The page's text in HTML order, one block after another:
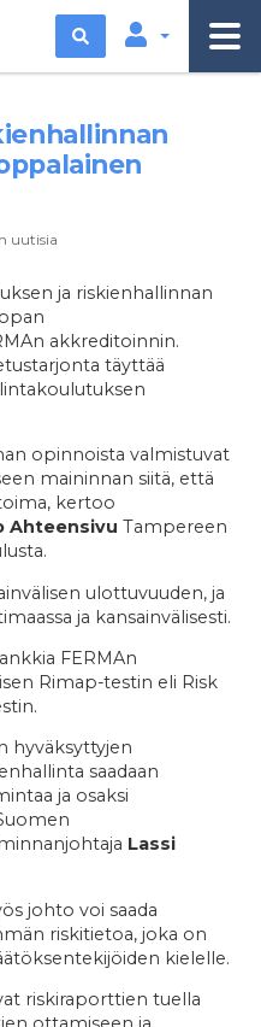
Etsi
uutisia
ja riskienhallinnan
akkreditoinnin.
täyttää
opinnoista valmistuvat
maininnan siitä, että
kertoo
Ahteensivu Tampereen
ulottuvuuden, ja
ja kansainvälisesti.
FERMAn
Rimap-testin eli Risk
hyväksyttyjen
saadaan
ja osaksi
Lassi
johto voi saada
riskitietoa, joka on
kielelle.
riskiraporttien tuella